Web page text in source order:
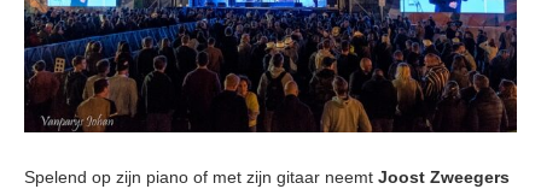
Spelend op zijn piano of met zijn gitaar neemt Joost Zweegers